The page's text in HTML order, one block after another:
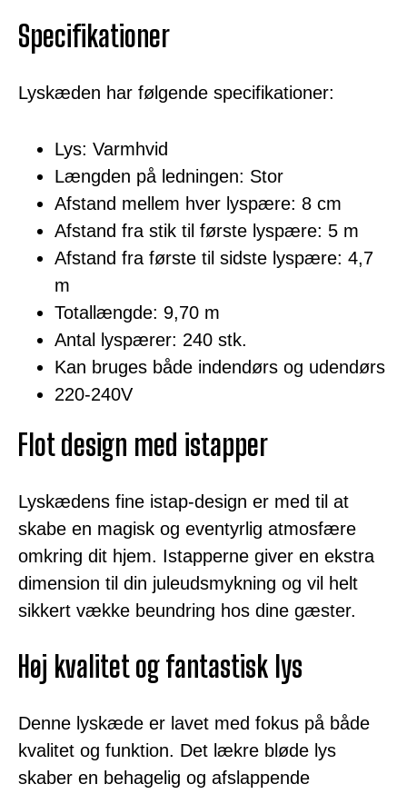
Specifikationer
Lyskæden har følgende specifikationer:
Lys: Varmhvid
Længden på ledningen: Stor
Afstand mellem hver lyspære: 8 cm
Afstand fra stik til første lyspære: 5 m
Afstand fra første til sidste lyspære: 4,7
m
Totallængde: 9,70 m
Antal lyspærer: 240 stk.
Kan bruges både indendørs og udendørs
220-240V
Flot design med istapper
Lyskædens fine istap-design er med til at
skabe en magisk og eventyrlig atmosfære
omkring dit hjem. Istapperne giver en ekstra
dimension til din juleudsmykning og vil helt
sikkert vække beundring hos dine gæster.
Høj kvalitet og fantastisk lys
Denne lyskæde er lavet med fokus på både
kvalitet og funktion. Det lækre bløde lys
skaber en behagelig og afslappende